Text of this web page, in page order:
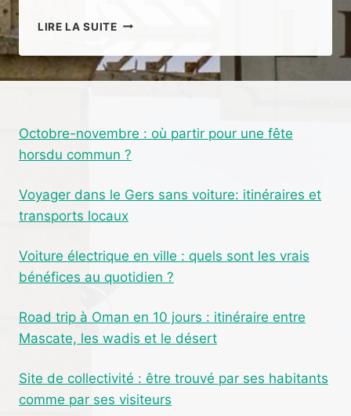
LIRE LA SUITEDÉCOUVREZ
TRICYCLETTE’,
UN
AU
DOMAINE
BROCA
Octobre-novembre : où partir pour une fête
horsdu commun ?
Voyager dans le Gers sans voiture: itinéraires et
transports locaux
Voiture électrique en ville : quels sont les vrais
bénéfices au quotidien ?
Road trip à Oman en 10 jours : itinéraire entre
Mascate, les wadis et le désert
Site de collectivité : être trouvé par ses habitants
comme par ses visiteurs